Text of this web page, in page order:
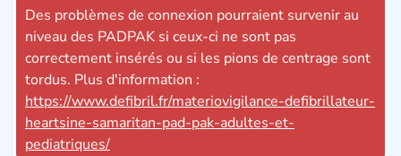
Des problèmes de connexion pourraient survenir au
niveau des PADPAK si ceux-ci ne sont pas
correctement insérés ou si les pions de centrage sont
tordus. Plus d'information :
https://www.defibril.fr/materiovigilance-defibrillateur-
heartsine-samaritan-pad-pak-adultes-et-
pediatriques/